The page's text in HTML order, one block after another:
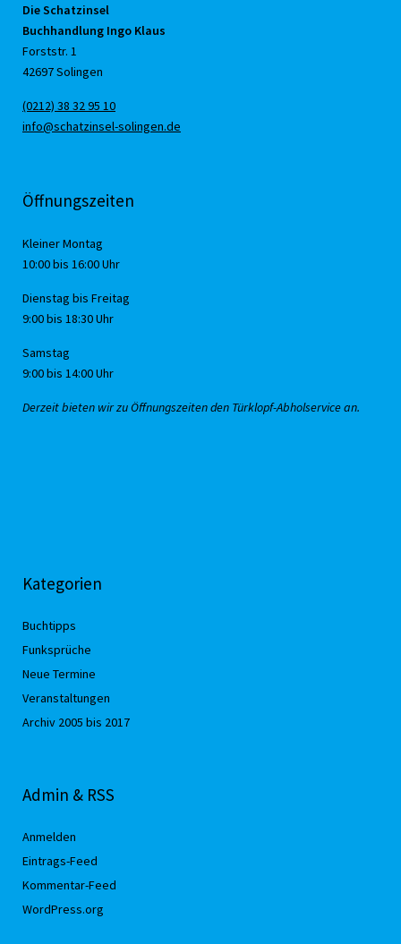
Die Schatzinsel
Buchhandlung Ingo Klaus
Forststr. 1
42697 Solingen
(0212) 38 32 95 10
info@schatzinsel-solingen.de
Öffnungszeiten
Kleiner Montag
10:00 bis 16:00 Uhr
Dienstag bis Freitag
9:00 bis 18:30 Uhr
Samstag
9:00 bis 14:00 Uhr
Derzeit bieten wir zu Öffnungszeiten den Türklopf-Abholservice an.
Kategorien
Buchtipps
Funksprüche
Neue Termine
Veranstaltungen
Archiv 2005 bis 2017
Admin & RSS
Anmelden
Eintrags-Feed
Kommentar-Feed
WordPress.org